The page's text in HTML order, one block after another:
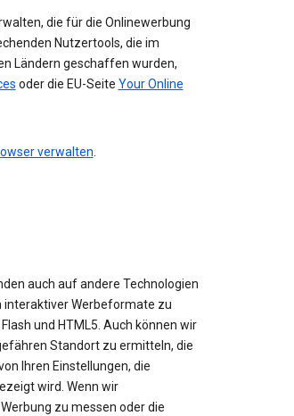
die für die Onlinewerbung
Nutzertools, die im
Ländern geschaffen wurden,
oder die EU-Seite Your Online
verwalten.
auch auf andere Technologien
interaktiver Werbeformate zu
und HTML5. Auch können wir
Standort zu ermitteln, die
Ihren Einstellungen, die
wird. Wenn wir
zu messen oder die